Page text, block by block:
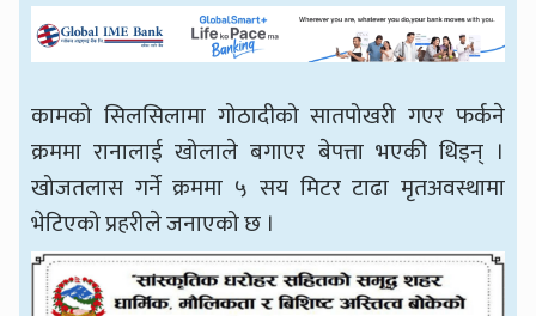
कामको सिलसिलामा गोठादीको सातपोखरी गएर फर्कने
क्रममा रानालाई खोलाले बगाएर बेपत्ता भएकी थिइन् ।
खोजतलास गर्ने क्रममा ५ सय मिटर टाढा मृतअवस्थामा
भेटिएको प्रहरीले जनाएको छ ।